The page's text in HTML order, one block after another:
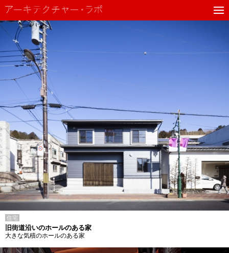
住宅
旧街道沿いのホールのある家
大きな気積のホールのある家